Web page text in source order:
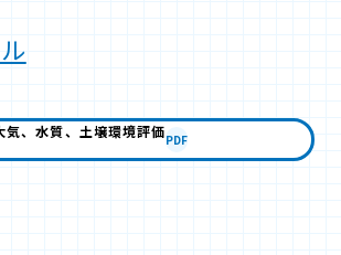
気、水質、土壌環境評価PDF